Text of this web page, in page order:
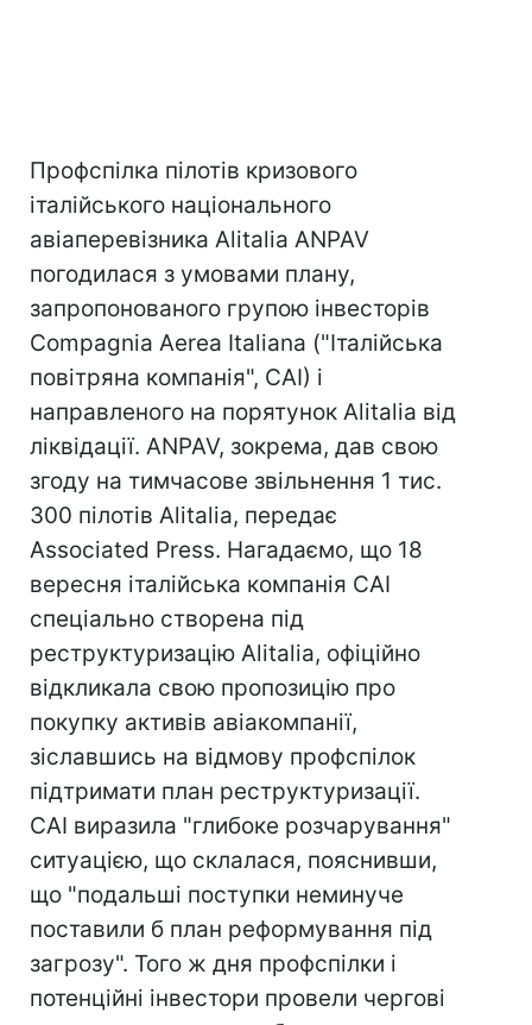
Профспілка пілотів кризового
італійського національного
авіаперевізника Alitalia ANPAV
погодилася з умовами плану,
запропонованого групою інвесторів
Compagnia Aerea Italiana ("Італійська
повітряна компанія", CAI) і
направленого на порятунок Alitalia від
ліквідації. ANPAV, зокрема, дав свою
згоду на тимчасове звільнення 1 тис.
300 пілотів Alitalia, передає
Associated Press. Нагадаємо, що 18
вересня італійська компанія CAI
спеціально створена під
реструктуризацію Alitalia, офіційно
відкликала свою пропозицію про
покупку активів авіакомпанії,
зіславшись на відмову профспілок
підтримати план реструктуризації.
CAI виразила "глибоке розчарування"
ситуацією, що склалася, пояснивши,
що "подальші поступки неминуче
поставили б план реформування під
загрозу". Того ж дня профспілки і
потенційні інвестори провели чергові